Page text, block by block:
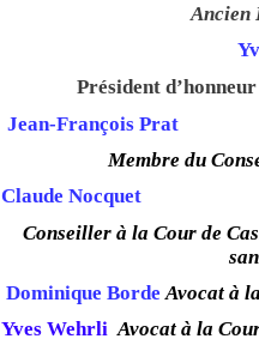
Ancien
Président d’honneur
Jean-François Prat
Membre du
Claude Nocquet
Conseiller à la Cour de
Dominique Borde Avocat à
Yves Wehrli Avocat à la